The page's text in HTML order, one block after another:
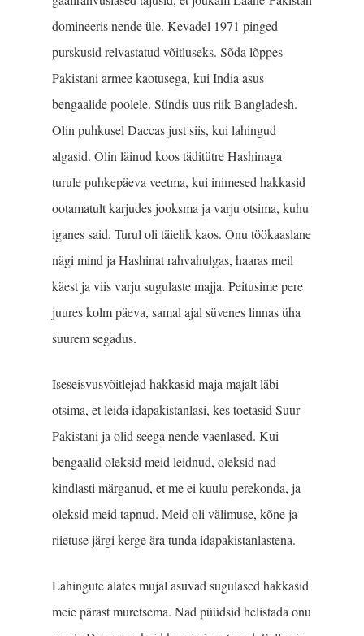
domineeris nende üle. Kevadel 1971 pinged
purskusid relvastatud võit­luseks. Sõda lõppes
Pakistani armee kaotusega, kui India asus
bengaalide poolele. Sündis uus riik Bangladesh.
Olin puhkusel Daccas just siis, kui lahingud
algasid. Olin läinud koos täditütre Hashinaga
turule puhkepäeva veetma, kui inimesed hak­kasid
ootamatult karjudes jooksma ja varju otsima, kuhu
iganes said. Turul oli täielik kaos. Onu töökaaslane
nägi mind ja Hashinat rahva­hulgas, haaras meil
käest ja viis varju sugulaste majja. Peitusime pere
juures kolm päeva, samal ajal süvenes linnas üha
suurem segadus.
Iseseisvusvõitlejad hakkasid maja majalt läbi
otsima, et leida idapakistanlasi, kes toetasid Suur-
Pakistani ja olid seega nende vaenlased. Kui
bengaalid oleksid meid leidnud, oleksid nad
kindlasti märganud, et me ei kuulu perekonda, ja
oleksid meid tapnud. Meid oli välimuse, kõne ja
riietuse järgi kerge ära tunda idapakistanlastena.
Lahingute alates mujal asuvad sugulased hakkasid
meie pärast muretsema. Nad püüdsid helistada onu